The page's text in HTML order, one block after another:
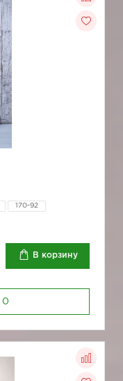
170-92
В корзину
0